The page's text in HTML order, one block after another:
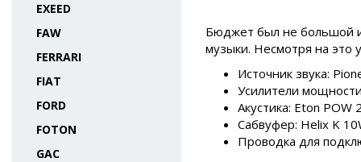
EXEED
FAW
FERRARI
FIAT
FORD
FOTON
GAC
Бюджет был не большой и
музыки. Несмотря на это
Источник звука:
Усилители
Акустика: Eton
Сабвуфер: Helix K
Проводка для